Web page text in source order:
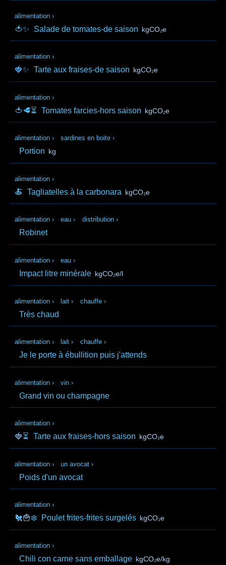
alimentation ›
🍅✨ Salade de tomates-de saison kgCO₂e
alimentation ›
🍓✨ Tarte aux fraises-de saison kgCO₂e
alimentation ›
🍅🥩⏳ Tomates farcies-hors saison kgCO₂e
alimentation › sardines en boite ›
Portion kg
alimentation ›
🍝 Tagliatelles à la carbonara kgCO₂e
alimentation › eau › distribution ›
Robinet
alimentation › eau ›
Impact litre minérale kgCO₂e/l
alimentation › lait › chauffe ›
Très chaud
alimentation › lait › chauffe ›
Je le porte à ébullition puis j'attends
alimentation › vin ›
Grand vin ou champagne
alimentation ›
🍓⏳ Tarte aux fraises-hors saison kgCO₂e
alimentation › un avocat ›
Poids d'un avocat
alimentation ›
🐔🍟❄️ Poulet frites-frites surgelés kgCO₂e
alimentation ›
Chili con carne sans emballage kgCO₂e/kg